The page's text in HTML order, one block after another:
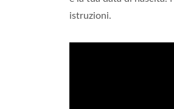
Un tuodocumento
Un indirizzo email